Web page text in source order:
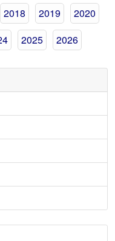
2018 2019
2020
2025 2026